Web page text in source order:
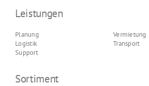
Leistungen
Planung
Logistik
Support
Vermietung
Transport
Sortiment